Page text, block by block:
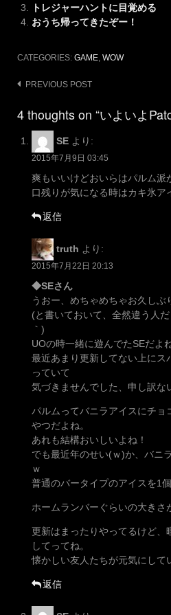
トレジャーハントに目覚める
おうち帰ってきたぞー！
CATEGORIES: GAME, WOW
Post
PREVIOUS POST
4 thoughts on “いよいよ
SE より:
2015年7月9日 03:45
爽もいいけどおいらはパルム派
口残りが気になる時はカキ氷ア
返信
truth より:
2015年7月22日 20:13
◆SEさん
うおー、めちゃめちゃお久しぶ
(と書いておいて、全然違う人
｀)
UOの時一緒に遊んでたSEだよ
最近あまり更新してない上にス
っていて
気づきませんでした、申し訳な
パルムってバニラアイスにチョ
やつだよね。
あれも結構おいしいよね！
でも最近年のせい(ｗ)か、バニ
ｗ
普通のバータイプのアイスを1
ホームランバーぐらいの大きさ
更新はまったりやってるけど、
してってね。
懐かしい友人たちが元気にして
返信